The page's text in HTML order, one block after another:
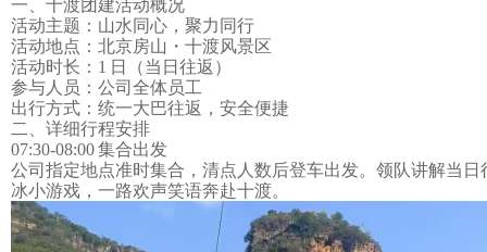
一、 十渡团建活动概况
活动主题：山水同心，聚力同行
活动地点： 北京房山・ 十渡风景区
活动时长： 1 日（当日往返）
参与人员：公司全体员工
出行方式：统一大巴往返，安全便捷
二、详细行程安排
07:30-08:00 集合出发
公司指定地点准时集合，清点人数后登车出发。领队讲解当
冰小游戏，一路欢声笑语奔赴十渡。